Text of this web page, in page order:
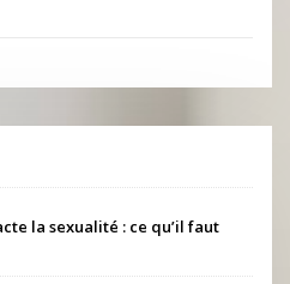
la sexualité : ce qu’il faut